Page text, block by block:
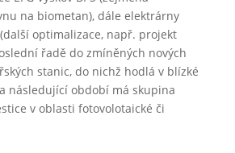
na biometan), dále elektrárny
(další optimalizace, např. projekt
řadě do zmíněných nových
stanic, do nichž hodlá v blízké
následující období má skupina
v oblasti fotovolotaické či